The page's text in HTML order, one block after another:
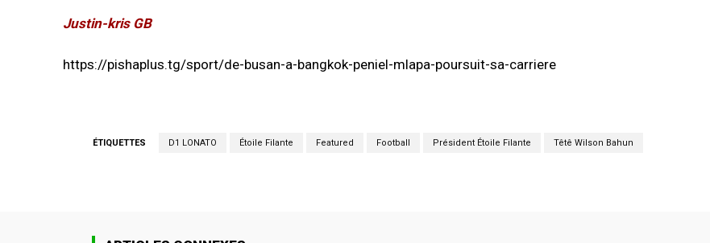
Justin-kris GB
https://pishaplus.tg/sport/de-busan-a-bangkok-peniel-mlapa-poursuit-sa-carriere
ÉTIQUETTES D1 LONATO Étoile Filante Featured Football Président Étoile Filante Têtê Wilson Bahun